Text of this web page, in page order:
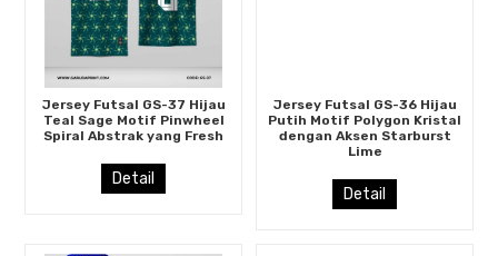
Jersey Futsal GS-37 Hijau
Teal Sage Motif Pinwheel
Spiral Abstrak yang Fresh
Detail
Jersey Futsal GS-36 Hijau
Putih Motif Polygon Kristal
dengan Aksen Starburst
Lime
Detail